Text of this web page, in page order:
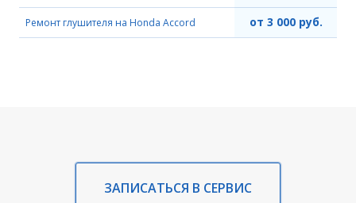
Ремонт глушителя на Honda Accord от 3 000 руб.
ЗАПИСАТЬСЯ В СЕРВИС